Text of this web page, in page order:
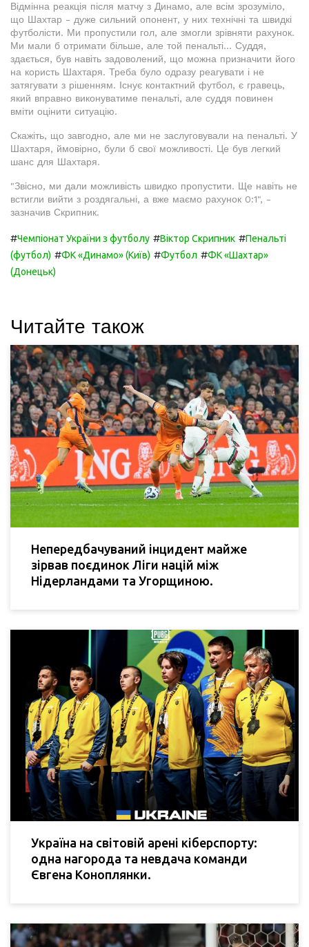
Відмінна реакція після матчу з Динамо, але всім зрозуміло,
що Шахтар - дуже сильний опонент, у них технічні та швидкі
футболісти. Ми пропустили гол, але змогли зрівняти рахунок.
Ми мали б отримати більше, але той пенальті... Суддя,
здається, був навіть задоволений, що можна призначити його
на користь Шахтаря. Треба було одразу реагувати і не
затягувати з рішенням. Існує контактний футбол, є гравець,
який вправно виконуватиме пенальті, але суддя повинен
вміти оцінити ситуацію.
Скажіть, що завгодно, але ми не заслуговували на пенальті. У
Шахтаря, ймовірно, були б свої можливості. Це був легкий
шанс для Шахтаря.
"Звісно, ми дали можливість швидко пропустити. Ще навіть не
встигли вийти з роздягальні, а вже маємо рахунок 0:1", -
зазначив Скрипник.
#Чемпіонат України з футболу #Віктор Скрипник #Пенальті
(футбол) #ФК «Динамо» (Київ) #Футбол #ФК «Шахтар»
(Донецьк)
Читайте також
Непередбачуваний інцидент майже
зірвав поєдинок Ліги націй між
Нідерландами та Угорщиною.
Україна на світовій арені кіберспорту:
одна нагорода та невдача команди
Євгена Коноплянки.